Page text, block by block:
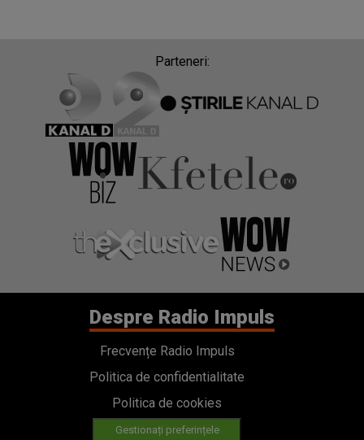
Parteneri:
Despre Radio Impuls
Frecvențe Radio Impuls
Politica de confidentialitate
Politica de cookies
Gestionați preferințele